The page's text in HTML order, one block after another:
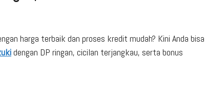
harga terbaik dan proses kredit mudah? Kini Anda bisa
dengan DP ringan, cicilan terjangkau, serta bonus